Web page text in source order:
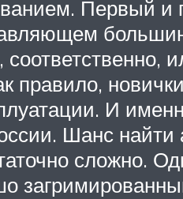
Первый и
правило,
И
Шанс
сложно.